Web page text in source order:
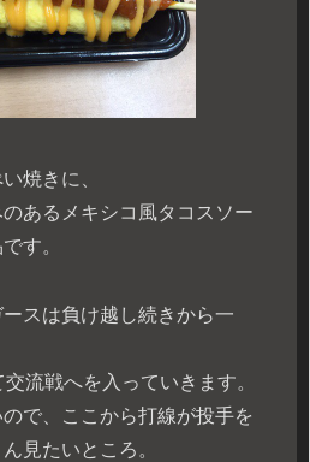
焼きに、
あるメキシコ風タコスソー
す。
スは負け越し続きから一
流戦へを入っていきます。
で、ここから打線が投手を
見たいところ。